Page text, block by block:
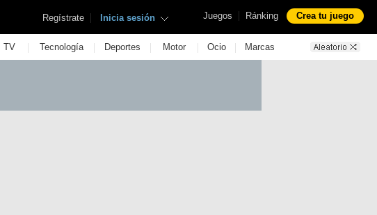
Juegos | Ránking Crea tu juego
Regístrate | Inicia sesión
TV | Tecnología | Deportes | Motor | Ocio | Marcas